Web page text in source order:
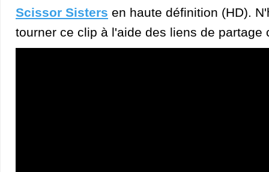
Scissor Sisters en haute définition (HD).
tourner ce clip à l'aide des liens de partage